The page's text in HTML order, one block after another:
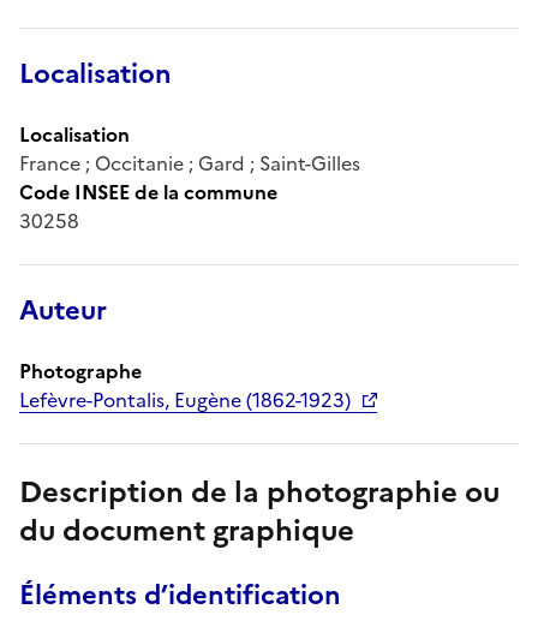
Localisation
Localisation
France ; Occitanie ; Gard ; Saint-Gilles
Code INSEE de la commune
30258
Auteur
Photographe
Lefèvre-Pontalis, Eugène (1862-1923)
Description de la photographie ou
du document graphique
Éléments d’identification